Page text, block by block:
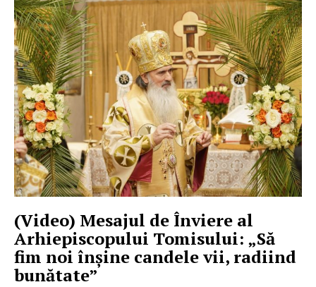
(Video) Mesajul de Înviere al
Arhiepiscopului Tomisului: „Să
fim noi înșine candele vii, radiind
bunătate”